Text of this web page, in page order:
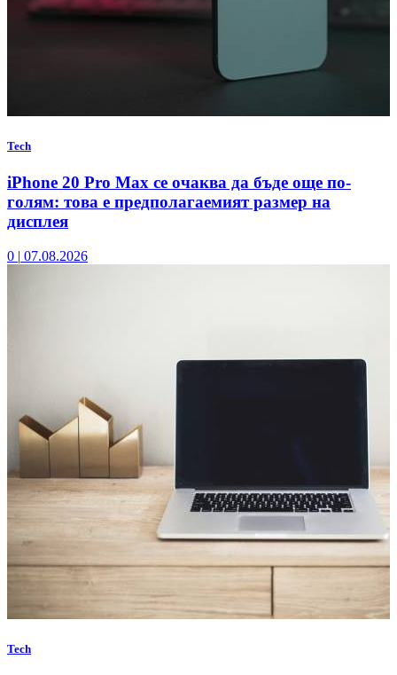
Tech
iPhone 20 Pro Max се очаква да бъде още по-
голям: това е предполагаемият размер на
дисплея
0 | 07.08.2026
Tech